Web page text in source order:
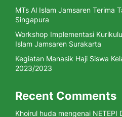
MTs Al Islam Jamsaren Terima
Singapura
Workshop Implementasi
Islam Jamsaren Surakarta
Kegiatan Manasik Haji Siswa
2023/2023
Recent Comments
Khoirul huda mengenai NETEPI